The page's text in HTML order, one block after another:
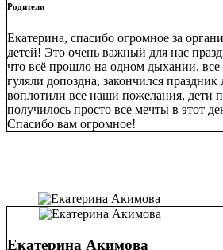
Родители
Екатерина, спасибо огромное за
детей! Это очень важный для нас
что всё прошло на одном дыхании,
гуляли допоздна, закончился
воплотили все наши пожелания, дети
получилось просто все мечты в этот
Спасибо вам огромное!
Екатерина Акимова